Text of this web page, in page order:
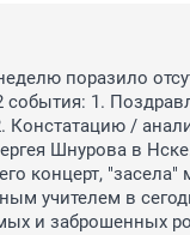
поразило
события: 1.
Констатацию /
Шнурова в
концерт,
учителем в
и заброшенных